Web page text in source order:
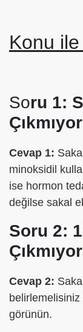
Konu
Soru 1:
Cevap 1:
minoksidil
ise hormon
değilse sakal
Soru 2:
Cevap 2:
görünün.